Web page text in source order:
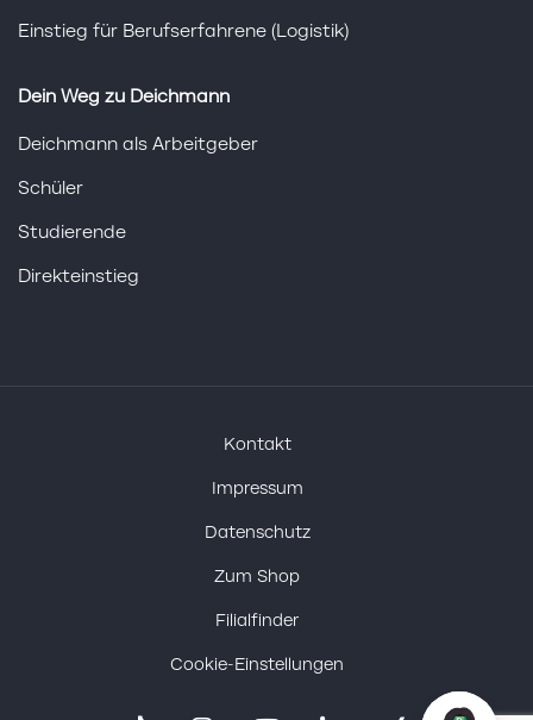
Einstieg für Berufserfahrene (Logistik)
Dein Weg zu Deichmann
Deichmann als Arbeitgeber
Schüler
Studierende
Direkteinstieg
Kontakt
Impressum
Datenschutz
Zum Shop
Filialfinder
Cookie-Einstellungen